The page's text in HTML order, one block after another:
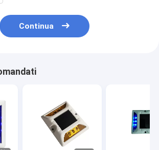
Continua